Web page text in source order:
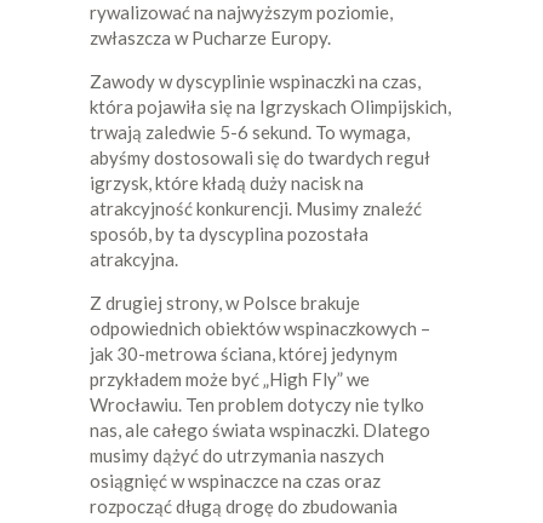
rywalizować na najwyższym poziomie,
zwłaszcza w Pucharze Europy.
Zawody w dyscyplinie wspinaczki na czas,
która pojawiła się na Igrzyskach Olimpijskich,
trwają zaledwie 5-6 sekund. To wymaga,
abyśmy dostosowali się do twardych reguł
igrzysk, które kładą duży nacisk na
atrakcyjność konkurencji. Musimy znaleźć
sposób, by ta dyscyplina pozostała
atrakcyjna.
Z drugiej strony, w Polsce brakuje
odpowiednich obiektów wspinaczkowych –
jak 30-metrowa ściana, której jedynym
przykładem może być „High Fly” we
Wrocławiu. Ten problem dotyczy nie tylko
nas, ale całego świata wspinaczki. Dlatego
musimy dążyć do utrzymania naszych
osiągnięć w wspinaczce na czas oraz
rozpocząć długą drogę do zbudowania